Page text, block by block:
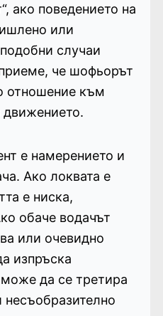
ако поведението на
или
случаи
че шофьорът
отношение към
движението.
е намерението и
Ако локвата е
е ниска,
обаче водачът
или очевидно
изпръска
да се третира
несъобразително